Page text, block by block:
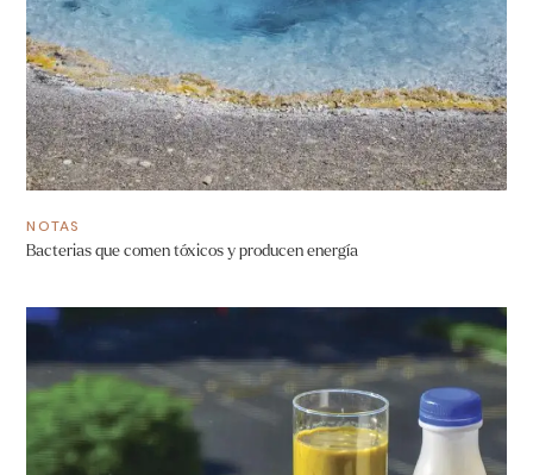
NOTAS
Bacterias que comen tóxicos y producen energía